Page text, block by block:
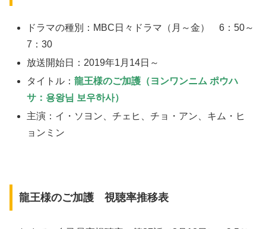
ドラマの種別：MBC日々ドラマ（月～金） 6：50～
7：30
放送開始日：2019年1月14日～
タイトル：龍王様のご加護 （ヨンワンニム ポウハ
サ：용왕님 보우하사）
主演：イ・ソヨン、チェヒ、チョ・アン、キム・ヒ
ョンミン
龍王様のご加護 視聴率推移表